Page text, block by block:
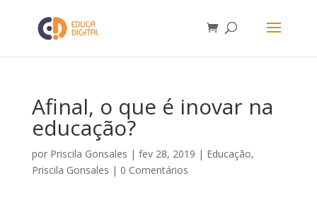
Afinal, o que é inovar na
educação?
por Priscila Gonsales | fev 28, 2019 | Educação,
Priscila Gonsales | 0 Comentários